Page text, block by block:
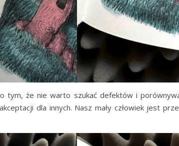
tym, że nie warto szukać defektów i
dla innych. Nasz mały człowiek jest